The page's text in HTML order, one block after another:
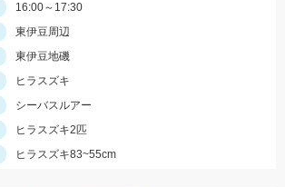
16:00～17:30
東伊豆周辺
東伊豆地磯
ヒラスズキ
シーバスルアー
ヒラスズキ2匹
ヒラスズキ83~55cm